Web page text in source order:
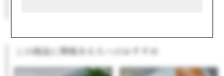
この商品に興味ある人へのおすすめ